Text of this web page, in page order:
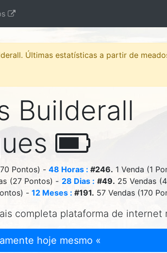
Últimas estatísticas a partir de
Builderall
Pontos) - 48 Horas : #246. 1 Venda (1
(27 Pontos) - 28 Dias : #49. 25 Vendas
- 12 Meses : #191. 57 Vendas (170
completa plataforma de internet
hoje mesmo «